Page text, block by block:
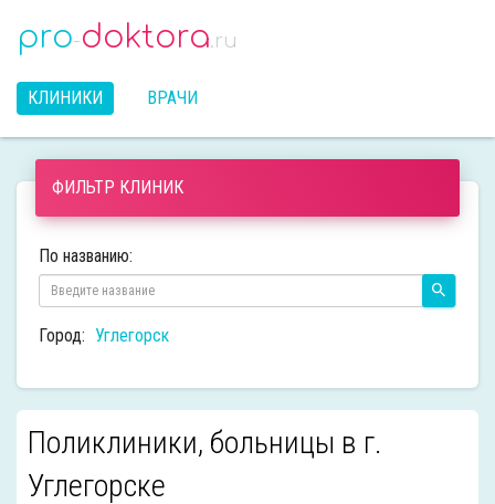
pro-doktora.ru
КЛИНИКИ ВРАЧИ
ФИЛЬТР КЛИНИК
По названию:
Город: Углегорск
Поликлиники, больницы в г.
Углегорске